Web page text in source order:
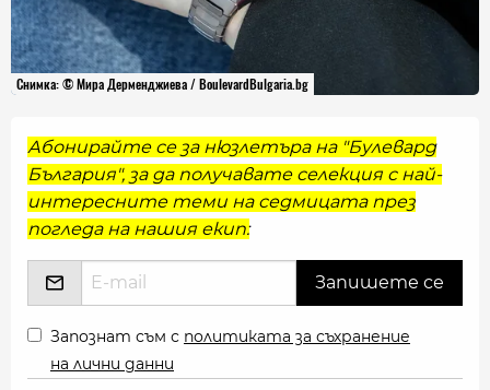
Снимка: © Мира Дерменджиева / BoulevardBulgaria.bg
Абонирайте се за нюзлетъра на "Булевард
България", за да получавате селекция с най-
интересните теми на седмицата през
погледа на нашия екип:
Запознат съм с политиката за съхранение
на лични данни